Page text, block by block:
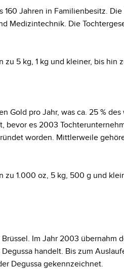
Jahren in Familienbesitz.
Medizintechnik. Die
5 kg, 1 kg und kleiner, bis hin
Gold pro Jahr, was ca. 25 %
bevor es 2003
worden. Mittlerweile
1.000 oz, 5 kg, 500 g und
Im Jahr 2003 übernahm
handelt. Bis zum
Degussa gekennzeichnet.